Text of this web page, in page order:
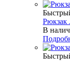
Рюкзак
В